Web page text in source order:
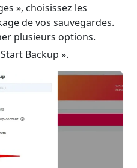
», choisissez les
de vos sauvegardes.
plusieurs options.
Backup ».